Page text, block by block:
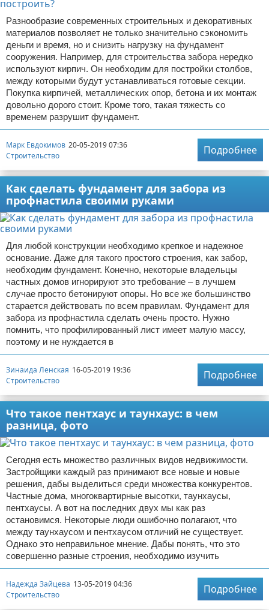
Разнообразие современных строительных и декоративных
материалов позволяет не только значительно сэкономить
деньги и время, но и снизить нагрузку на фундамент
сооружения. Например, для строительства забора нередко
используют кирпич. Он необходим для постройки столбов,
между которыми будут устанавливаться готовые секции.
Покупка кирпичей, металлических опор, бетона и их монтаж
довольно дорого стоит. Кроме того, такая тяжесть со
временем разрушит фундамент.
Марк Евдокимов 20-05-2019 07:36
Строительство
Подробнее
Как сделать фундамент для забора из
профнастила своими руками
Для любой конструкции необходимо крепкое и надежное
основание. Даже для такого простого строения, как забор,
необходим фундамент. Конечно, некоторые владельцы
частных домов игнорируют это требование – в лучшем
случае просто бетонируют опоры. Но все же большинство
старается действовать по всем правилам. Фундамент для
забора из профнастила сделать очень просто. Нужно
помнить, что профилированный лист имеет малую массу,
поэтому и не нуждается в
Зинаида Ленская 16-05-2019 19:36
Строительство
Подробнее
Что такое пентхаус и таунхаус: в чем
разница, фото
Сегодня есть множество различных видов недвижимости.
Застройщики каждый раз принимают все новые и новые
решения, дабы выделиться среди множества конкурентов.
Частные дома, многоквартирные высотки, таунхаусы,
пентхаусы. А вот на последних двух мы как раз
остановимся. Некоторые люди ошибочно полагают, что
между таунхаусом и пентхаусом отличий не существует.
Однако это неправильное мнение. Дабы понять, что это
совершенно разные строения, необходимо изучить
Надежда Зайцева 13-05-2019 04:36
Строительство
Подробнее